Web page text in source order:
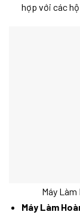
hợp với các
Máy
Máy Làm